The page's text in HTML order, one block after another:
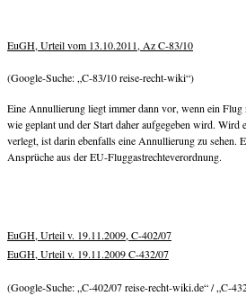
EuGH, Urteil vom 13.10.2011, Az C-83/10
(Google-Suche: „C-83/10 reise-recht-wiki“)
Eine Annullierung liegt immer dann vor, wenn ein
wie geplant und der Start daher aufgegeben wird. Wird
verlegt, ist darin ebenfalls eine Annullierung zu sehen.
Ansprüche aus der EU-Fluggastrechteverordnung.
EuGH, Urteil v. 19.11.2009, C-402/07
EuGH, Urteil v. 19.11.2009 C-432/07
(Google-Suche: „C-402/07 reise-recht-wiki.de“ / „C-